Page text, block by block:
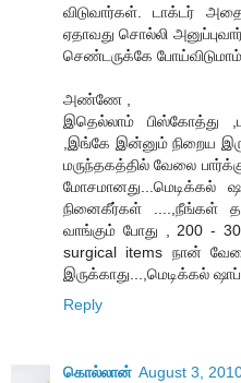
விடுவார்கள். டாக்டர்
ஏதாவது சொல்லி
செண்டருக்கே
அண்ணே ,
இதெல்லாம் பிஸ்கோத்து
,இங்கே இன்னும் நிறைய
மருந்தகத்தில் வேலை
மோசமானது...மெடிக்கல்
நினைகீர்கள் ....,நீங்கள்
வாங்கும் போது , 200 -
surgical items நான்
இருக்காது...,மெடிக்கல்
Reply
கொல்லான் August 3,